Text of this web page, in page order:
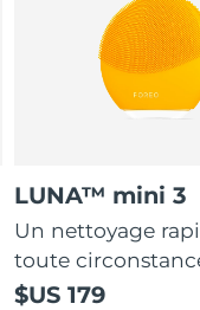
LUNA™ mini 3
Un nettoyage
toute
$US 179